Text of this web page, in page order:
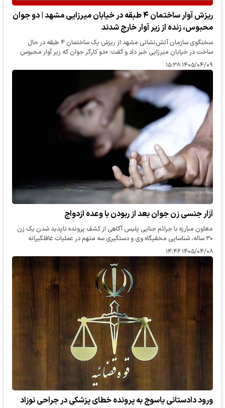
ریزش آوار ساختمان ۴ طبقه در خیابان میرزایی مشهد | دو جوان
محبوس، زنده از زیر آوار خارج شدند
سخنگوی سازمان آتش‌نشانی مشهد از ریزش یک ساختمان ۴ طبقه در حال
ساخت در خیابان میرزایی خبر داد و گفت: «دو کارگر جوان که زیر آوار محبوس
شده بودند، پس از حدود ۲ ساعت عملیات، زنده از زیر آوار خارج شدند.»
۱۴۰۵/۰۴/۰۹ ۱۵:۳۸
آزار جنسی زن جوان بعد از ربودن با وعده ازدواج
معاون مبارزه با جرائم جنایی پلیس آگاهی از کشف پرونده ناپدید شدن یک زن
۳۰ ساله، شناسایی مخفیگاه وی و دستگیری سه متهم در عملیات غافلگیرانه
کارآگاهان خبر داد.
۱۴۰۵/۰۴/۰۸ ۱۴:۴۶
ورود دادستانی یاسوج به پرونده خطای پزشکی در جراحی نوزاد